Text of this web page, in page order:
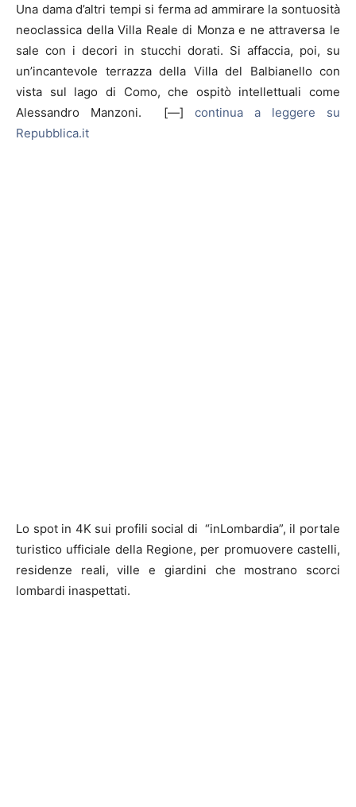
Una dama d’altri tempi si ferma ad ammirare la sontuosità
neoclassica della Villa Reale di Monza e ne attraversa le
sale con i decori in stucchi dorati. Si affaccia, poi, su
un’incantevole terrazza della Villa del Balbianello con
vista sul lago di Como, che ospitò intellettuali come
Alessandro Manzoni. [—] continua a leggere su
Repubblica.it
Lo spot in 4K sui profili social di “inLombardia”, il portale
turistico ufficiale della Regione, per promuovere castelli,
residenze reali, ville e giardini che mostrano scorci
lombardi inaspettati.